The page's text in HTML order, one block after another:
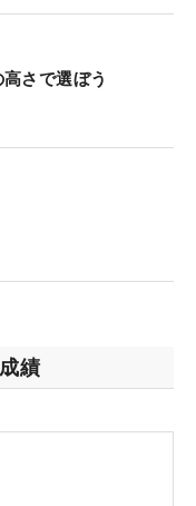
さで選ぼう
績